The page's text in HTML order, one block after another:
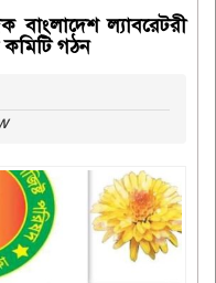
ল্যাবরেটরী
গঠন